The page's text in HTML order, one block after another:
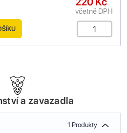
včetně DPH
a zavazadla
1 Produkty